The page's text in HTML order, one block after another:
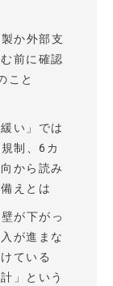
か外部支
前に確認
こと
い」では
制、6カ
から読み
えとは
が下がっ
が進まな
ている
」という